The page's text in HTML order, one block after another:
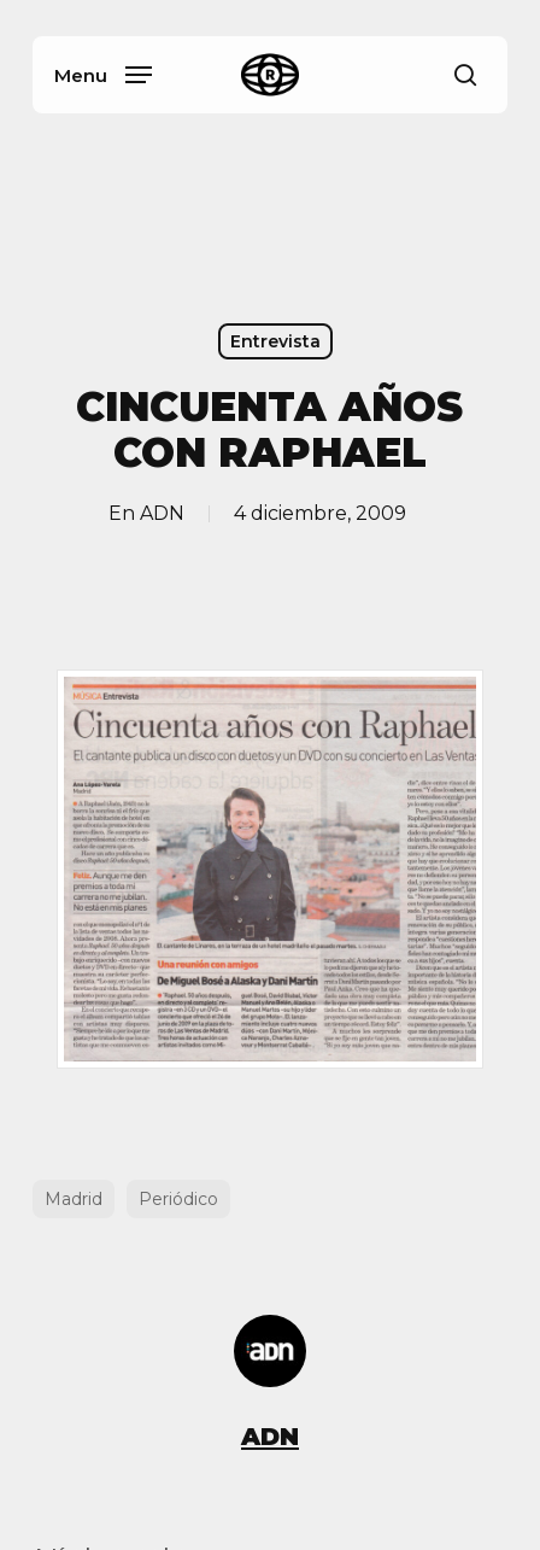
Menu
Entrevista
CINCUENTA AÑOS
CON RAPHAEL
En ADN 4 diciembre, 2009
Madrid Periódico
ADN